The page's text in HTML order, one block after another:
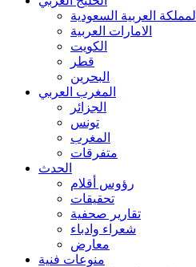
المملكة العربية السعودية
الامارات العربية
الكويت
قطر
البحرين
المغرب العربي
الجزائر
تونس
المغرب
متفرقات
الحدث
رؤوس أقلام
تحقيقات
تقارير صحفية
شعراء وادباء
معارض
منوعات فنية